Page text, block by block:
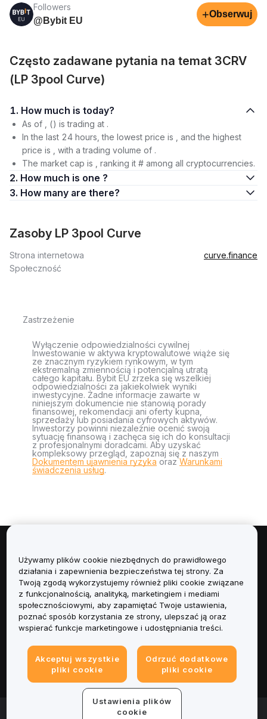
Followers
@Bybit EU
+Obserwuj
Często zadawane pytania na temat 3CRV
(LP 3pool Curve)
1. How much is today?
As of , () is trading at .
In the last 24 hours, the lowest price is , and the highest
price is , with a trading volume of .
The market cap is , ranking it # among all cryptocurrencies.
2. How much is one ?
3. How many are there?
Zasoby LP 3pool Curve
Strona internetowa
curve.finance
Społeczność
Zastrzeżenie
Wyłączenie odpowiedzialności cywilnej
Inwestowanie w aktywa kryptowalutowe wiąże się
ze znacznym ryzykiem rynkowym, w tym
ekstremalną zmiennością i potencjalną utratą
całego kapitału. Bybit EU zrzeka się wszelkiej
odpowiedzialności za jakiekolwiek wyniki
inwestycyjne. Żadne informacje zawarte w
niniejszym dokumencie nie stanowią porady
finansowej, rekomendacji ani oferty kupna,
sprzedaży lub posiadania cyfrowych aktywów.
Inwestorzy powinni niezależnie ocenić swoją
sytuację finansową i zachęca się ich do konsultacji
z profesjonalnymi doradcami. Aby uzyskać
kompleksowy przegląd, zapoznaj się z naszym
Dokumentem ujawnienia ryzyka orazWarunkami
świadczenia usług.
Informacje
Usługi
Obsługa Klienta
Informacje prawne
© 2025-2026 Bybit.eu. Wszystkie prawa zastrzeżone.
Używamy plików cookie niezbędnych do prawidłowego
działania i zapewnienia bezpieczeństwa tej strony. Za
Twoją zgodą wykorzystujemy również pliki cookie związane
z funkcjonalnością, analityką, marketingiem i mediami
społecznościowymi, aby zapamiętać Twoje ustawienia,
poznać sposób korzystania ze strony, ulepszać ją oraz
wspierać funkcje marketingowe i udostępniania treści.
Akceptuj wszystkie
pliki cookie
Odrzuć dodatkowe
pliki cookie
Ustawienia plików
cookie